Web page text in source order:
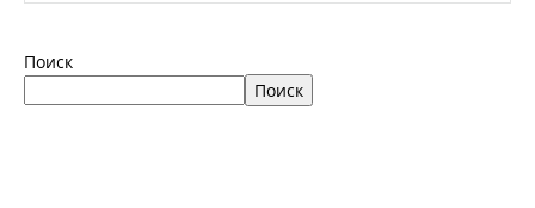
Поиск
Поиск